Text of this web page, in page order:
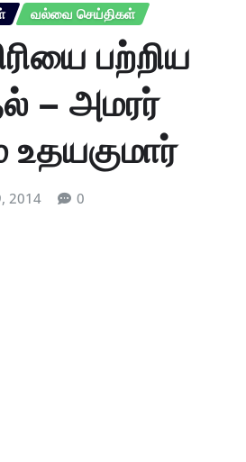
வல்வை செய்திகள்
பற்றிய
– அமரர்
2014 0